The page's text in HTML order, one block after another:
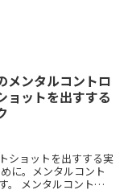
メンタルコントロ
ョットを出すする
ショットを出すする実
に。メンタルコント
。 メンタルコントロ